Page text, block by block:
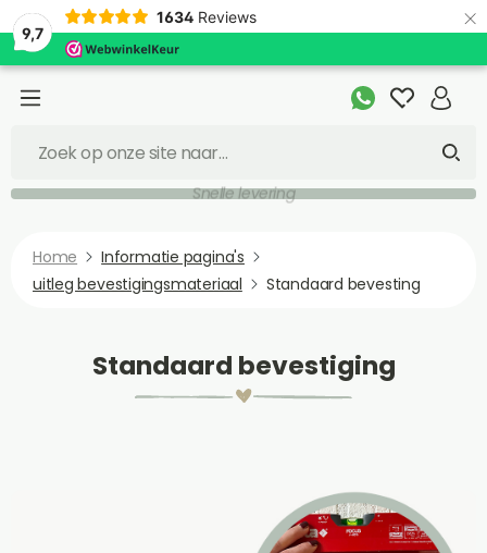
9,7
1634 Reviews ×
Snelle levering
Home
Informatie pagina's
uitleg bevestigingsmateriaal
Standaard bevesting
Standaard bevestiging